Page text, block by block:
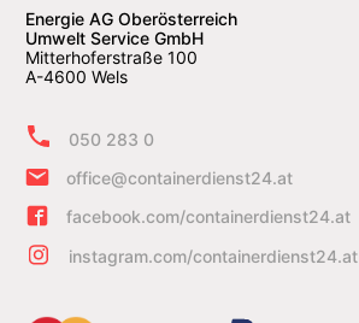
Energie AG Oberösterreich
Umwelt Service GmbH
Mitterhoferstraße 100
A-4600 Wels
050 283 0
office@containerdienst24.at
facebook.com/containerdienst24.at
instagram.com/containerdienst24.at